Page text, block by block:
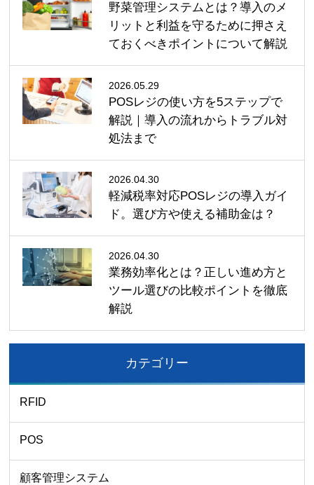
野菜管理システムとは？導入のメ
リットと利益を守るために押さえ
ておくべきポイントについて解説
2026.05.29
POSレジの使い方を5ステップで
解説｜導入の流れからトラブル対
処法まで
2026.04.30
軽減税率対応POSレジの導入ガイ
ド。選び方や使える補助金は？
2026.04.30
業務効率化とは？正しい進め方と
ツール選びの比較ポイントを徹底
解説
カテゴリー
RFID
POS
顧客管理システム